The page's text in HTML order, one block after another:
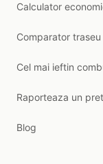
Calculator
Comparator traseu
Cel mai ieftin
Raporteaza un pret
Blog